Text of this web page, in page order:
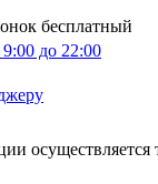
бесплатный
9:00 до 22:00